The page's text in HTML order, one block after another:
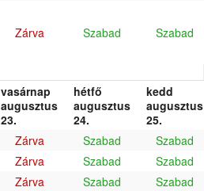
Zárva Szabad Szabad
vasárnap
augusztus
23.
hétfő
augusztus
24.
kedd
augusztus
25.
Zárva Szabad
Szabad
Zárva Szabad
Szabad
Zárva Szabad
Szabad